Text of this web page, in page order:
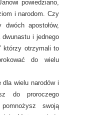
powiedziano,
i narodom. Czy
apostołów,
dwunastu i jednego
którzy otrzymali to
do wielu
dla wielu narodów i
do proroczego
swoją